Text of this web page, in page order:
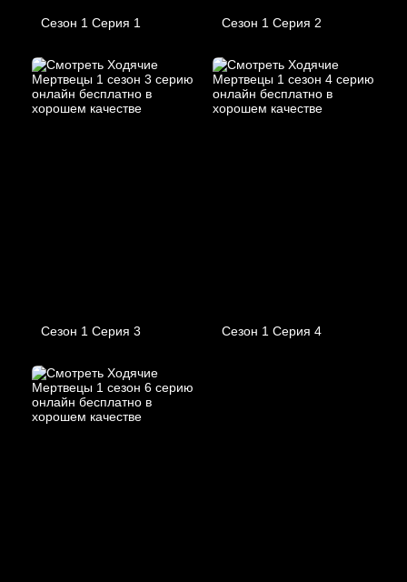
Сезон 1 Серия 1 Сезон 1 Серия 2
Сезон 1 Серия 3 Сезон 1 Серия 4